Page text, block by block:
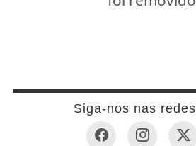
Siga-nos nas